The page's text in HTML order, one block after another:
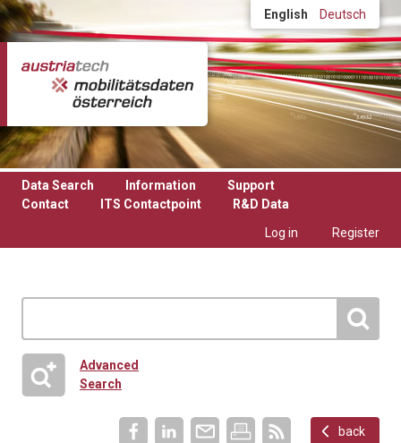
Skip to main content English Deutsch
Data Search Information
Support
Contact
ITS Contactpoint
R&D Data
Log in
Register
Advanced
Search
back